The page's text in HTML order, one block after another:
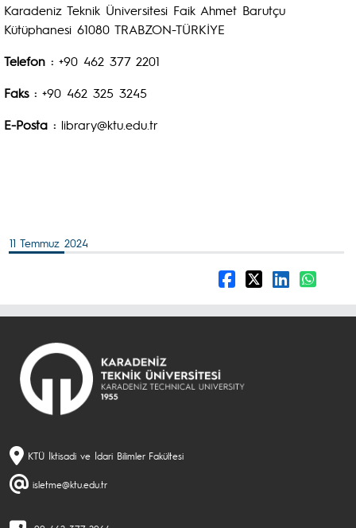
Karadeniz Teknik Üniversitesi Faik Ahmet Barutçu
Kütüphanesi 61080 TRABZON-TÜRKİYE
Telefon : +90 462 377 2201
Faks : +90 462 325 3245
E-Posta : library@ktu.edu.tr
11 Temmuz 2024
KTÜ İktisadi ve İdari Bilimler Fakültesi
isletme@ktu.edu.tr